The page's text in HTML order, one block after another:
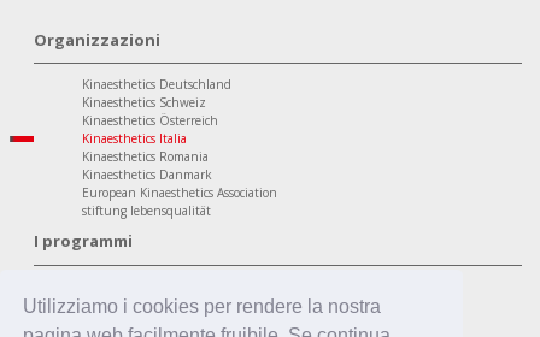
Utilizziamo i cookies per rendere la nostra
Organizzazioni
Kinaesthetics Deutschland
Kinaesthetics Schweiz
Kinaesthetics Österreich
Kinaesthetics Italia
Kinaesthetics Romania
Kinaesthetics Danmark
European Kinaesthetics Association
stiftung lebensqualität
I programmi
Kinaesthetics Qualità di Vita nella Terza Età
Kinaesthetics Salute sul Posto di Lavoro